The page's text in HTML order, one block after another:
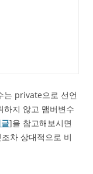
는 private으로 선언
지 않고 맴버변수
]을 참고해보시면
차 상대적으로 비